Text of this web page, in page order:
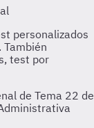
de Tema 22 de